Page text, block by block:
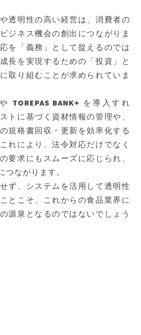
透明性の高い経営は、消費者の
ジネス機会の創出につながりま
を「義務」として捉えるのでは
長を実現するための「投資」と
取り組むことが求められていま
TOREPAS BANK+ を導入すれ
トに基づく資材情報の管理や、
規格書回収・更新を効率化する
れにより、法令対応だけでなく
要求にもスムーズに応じられ、
つながります。
ず、システムを活用して透明性
とこそ、これからの食品業界に
源泉となるのではないでしょう